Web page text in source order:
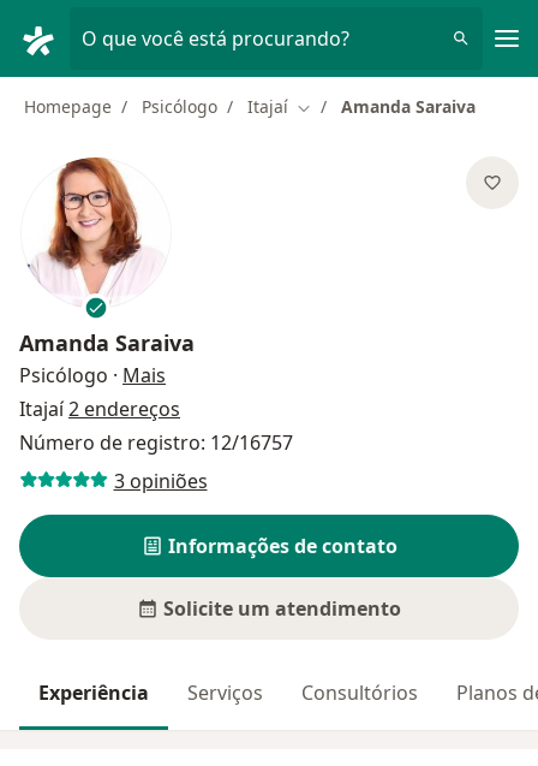
O que você está procurando?
Homepage Psicólogo Itajaí Mudar de cidade
Amanda Saraiva
Amanda Saraiva
Psicólogo · Mais
Itajaí2 endereços
Número de registro: 12/16757
3 opiniões
Informações de contato
Solicite um atendimento
Experiência Serviços Consultórios Planos